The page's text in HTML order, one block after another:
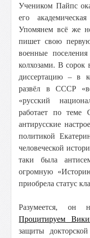
Учеником Пайпс
его
Упомянем всё же
пишет свою
военные
колхозами. В сорок
диссертацию – в
развёл в СССР
«русский
работает по теме
антирусские
политикой
человеческой
таки была
огромную
приобрела статус
Разумеется, он
Процитируем
защиты